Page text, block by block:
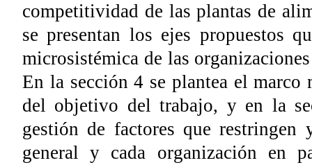
competitividad de las plantas de
se presentan los ejes propuestos
microsistémica de las
En la sección 4 se plantea el
del objetivo del trabajo, y en la
gestión de factores que
general y cada organización en